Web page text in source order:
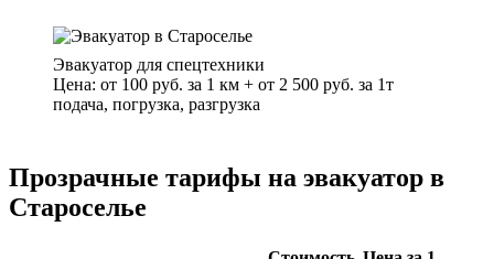
Эвакуатор для спецтехники
Цена: от 100 руб. за 1 км + от 2 500 руб. за 1т
подача, погрузка, разгрузка
Прозрачные тарифы на эвакуатор в
Староселье